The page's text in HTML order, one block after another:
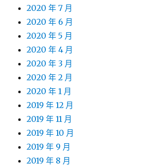
2020 年 7 月
2020 年 6 月
2020 年 5 月
2020 年 4 月
2020 年 3 月
2020 年 2 月
2020 年 1 月
2019 年 12 月
2019 年 11 月
2019 年 10 月
2019 年 9 月
2019 年 8 月